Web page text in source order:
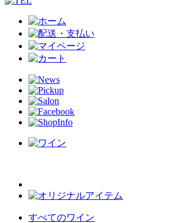
すべてのワイン